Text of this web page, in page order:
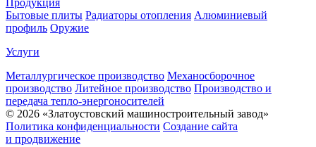
Бытовые плиты Радиаторы отопления Алюминиевый
профиль Оружие
Услуги
Металлургическое производство Механосборочное
производство Литейное производство Производство и
передача тепло-энергоносителей
© 2026 «Златоустовский машиностроительный завод»
Политика конфиденциальности Создание сайта
и продвижение